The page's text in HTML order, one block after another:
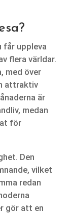
får uppleva
flera världar.
med över
attraktiv
är
medan
för
Den
vilket
redan
gör att en